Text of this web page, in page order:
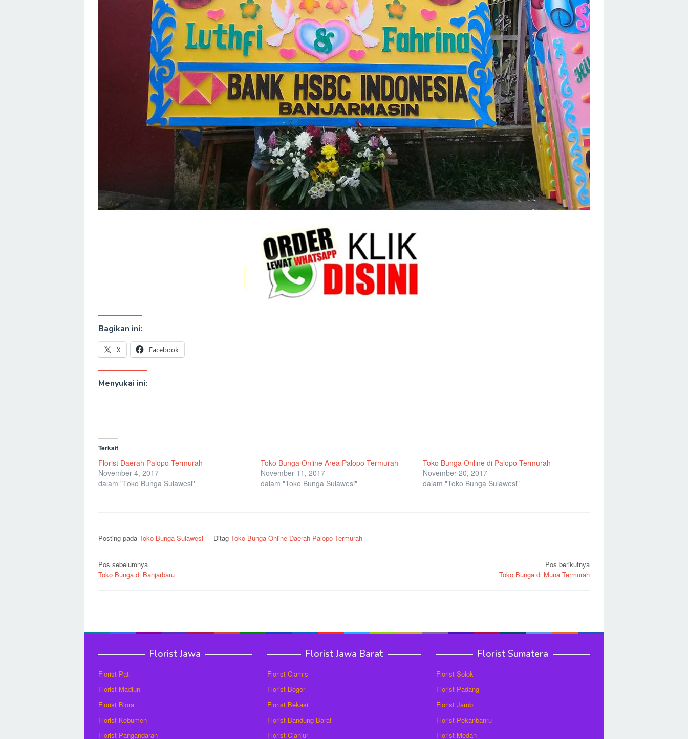
Bagikan ini:
X Facebook
Menyukai ini:
Terkait
Florist Daerah Palopo Termurah
November 4, 2017
dalam "Toko Bunga Sulawesi"
Toko Bunga Online Area Palopo Termurah
November 11, 2017
dalam "Toko Bunga Sulawesi"
Toko Bunga Online di Palopo Termurah
November 20, 2017
dalam "Toko Bunga Sulawesi"
Posting pada Toko Bunga Sulawesi Ditag Toko Bunga Online Daerah Palopo Termurah
Navigasi
pos
Pos sebelumnya
Toko Bunga di Banjarbaru
Pos berikutnya
Toko Bunga di Muna Termurah
Florist Jawa
Florist Pati
Florist Madiun
Florist Blora
Florist Kebumen
Florist Pangandaran
Florist Jawa Barat
Florist Ciamis
Florist Bogor
Florist Bekasi
Florist Bandung Barat
Florist Cianjur
Florist Sumatera
Florist Solok
Florist Padang
Florist Jambi
Florist Pekanbanru
Florist Medan